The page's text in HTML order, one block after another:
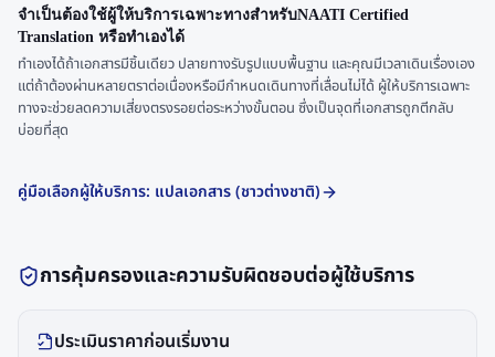
จำเป็นต้องใช้ผู้ให้บริการเฉพาะทางสำหรับNAATI Certified
Translation หรือทำเองได้
ทำเองได้ถ้าเอกสารมีชิ้นเดียว ปลายทางรับรูปแบบพื้นฐาน และคุณมีเวลาเดินเรื่องเอง
แต่ถ้าต้องผ่านหลายตราต่อเนื่องหรือมีกำหนดเดินทางที่เลื่อนไม่ได้ ผู้ให้บริการเฉพาะ
ทางจะช่วยลดความเสี่ยงตรงรอยต่อระหว่างขั้นตอน ซึ่งเป็นจุดที่เอกสารถูกตีกลับ
บ่อยที่สุด
คู่มือเลือกผู้ให้บริการ: แปลเอกสาร (ชาวต่างชาติ)
การคุ้มครองและความรับผิดชอบต่อผู้ใช้บริการ
ประเมินราคาก่อนเริ่มงาน